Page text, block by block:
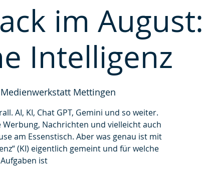
im August:
Intelligenz
Medienwerkstatt Mettingen
AI, KI, Chat GPT, Gemini und so weiter.
Nachrichten und vielleicht auch
am Essenstisch. Aber was genau ist mit
(KI) eigentlich gemeint und für welche
Aufgaben ist